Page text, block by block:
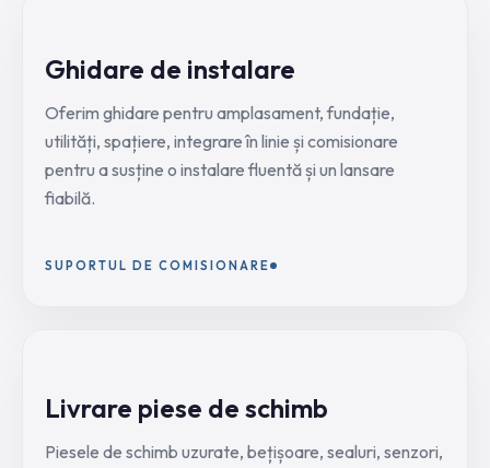
Ghidare de instalare
Oferim ghidare pentru amplasament, fundație,
utilități, spațiere, integrare în linie și comisionare
pentru a susține o instalare fluentă și un lansare
fiabilă.
SUPORTUL DE COMISIONARE
Livrare piese de schimb
Piesele de schimb uzurate, bețișoare, sealuri, senzori,